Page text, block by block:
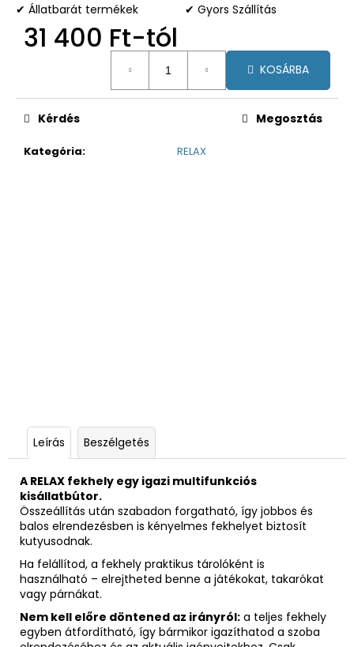
✔ Állatbarát termékek ✔ Gyors Szállítás
31 400 Ft-tól
KOSÁRBA
Kategória: RELAX
Kérdés Megosztás
Leírás Beszélgetés
A RELAX fekhely egy igazi multifunkciós
kisállatbútor.
Összeállítás után szabadon forgatható, így jobbos és
balos elrendezésben is kényelmes fekhelyet biztosít
kutyusodnak.
Ha felállítod, a fekhely praktikus tárolóként is
használható – elrejtheted benne a játékokat, takarókat
vagy párnákat.
Nem kell előre döntened az irányról: a teljes fekhely
egyben átfordítható, így bármikor igazíthatod a szoba